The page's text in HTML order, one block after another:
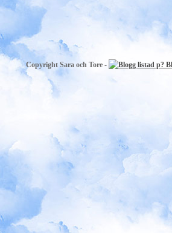
Copyright Sara och Tore -